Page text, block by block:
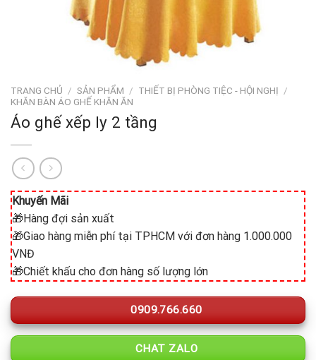
TRANG CHỦ / SẢN PHẨM / THIẾT BỊ PHÒNG TIỆC - HỘI NGHỊ /
KHĂN BÀN ÁO GHẾ KHĂN ĂN
Áo ghế xếp ly 2 tầng
Khuyến Mãi
🎁Hàng đợi sản xuất
🎁Giao hàng miễn phí tại TPHCM với đơn hàng 1.000.000
VNĐ
🎁Chiết khấu cho đơn hàng số lượng lớn
0909.766.660
CHAT ZALO